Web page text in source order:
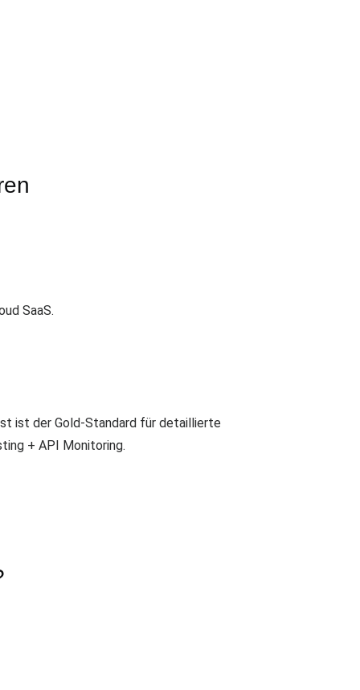
SaaS.
ist der Gold-Standard für detaillierte
+ API Monitoring.